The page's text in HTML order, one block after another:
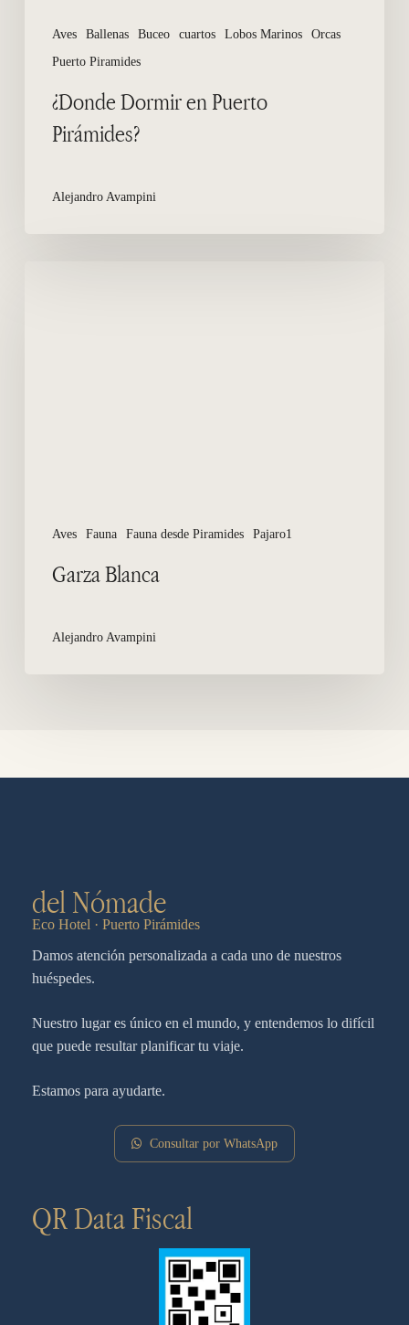
Aves Ballenas Buceo cuartos Lobos Marinos
Orcas
Puerto Piramides
¿Donde Dormir en Puerto
Pirámides?
Alejandro Avampini
Aves Fauna Fauna desde Piramides Pajaro1
Garza Blanca
Alejandro Avampini
del Nómade
Eco Hotel · Puerto Pirámides
Damos atención personalizada a cada uno de nuestros
huéspedes.
Nuestro lugar es único en el mundo, y entendemos lo difícil
que puede resultar planificar tu viaje.
Estamos para ayudarte.
Consultar por WhatsApp
QR Data Fiscal